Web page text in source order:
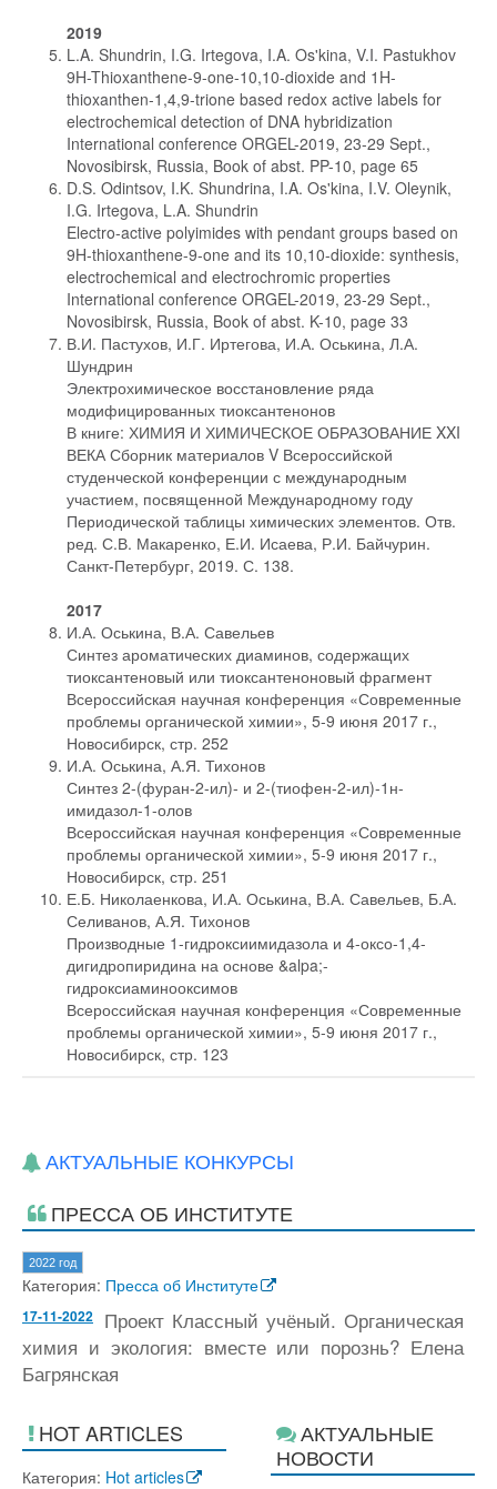
2019
L.A. Shundrin, I.G. Irtegova, I.A. Os'kina, V.I. Pastukhov
9H-Thioxanthene-9-one-10,10-dioxide and 1H-
thioxanthen-1,4,9-trione based redox active labels for
electrochemical detection of DNA hybridization
International conference ORGEL-2019, 23-29 Sept.,
Novosibirsk, Russia, Book of abst. PP-10, page 65
D.S. Odintsov, I.K. Shundrina, I.A. Os'kina, I.V. Oleynik,
I.G. Irtegova, L.A. Shundrin
Electro-active polyimides with pendant groups based on
9H-thioxanthene-9-one and its 10,10-dioxide: synthesis,
electrochemical and electrochromic properties
International conference ORGEL-2019, 23-29 Sept.,
Novosibirsk, Russia, Book of abst. K-10, page 33
В.И. Пастухов, И.Г. Иртегова, И.А. Оськина, Л.А.
Шундрин
Электрохимическое восстановление ряда
модифицированных тиоксантенонов
В книге: ХИМИЯ И ХИМИЧЕСКОЕ ОБРАЗОВАНИЕ XXI
ВЕКА Сборник материалов V Всероссийской
студенческой конференции с международным
участием, посвященной Международному году
Периодической таблицы химических элементов. Отв.
ред. С.В. Макаренко, Е.И. Исаева, Р.И. Байчурин.
Санкт-Петербург, 2019. С. 138.
2017
И.А. Оськина, В.А. Савельев
Синтез ароматических диаминов, содержащих
тиоксантеновый или тиоксантеноновый фрагмент
Всероссийская научная конференция «Современные
проблемы органической химии», 5-9 июня 2017 г.,
Новосибирск, стр. 252
И.А. Оськина, А.Я. Тихонов
Синтез 2-(фуран-2-ил)- и 2-(тиофен-2-ил)-1н-
имидазол-1-олов
Всероссийская научная конференция «Современные
проблемы органической химии», 5-9 июня 2017 г.,
Новосибирск, стр. 251
Е.Б. Николаенкова, И.А. Оськина, В.А. Савельев, Б.А.
Селиванов, А.Я. Тихонов
Производные 1-гидроксиимидазола и 4-оксо-1,4-
дигидропиридина на основе &alpa;-
гидроксиаминооксимов
Всероссийская научная конференция «Современные
проблемы органической химии», 5-9 июня 2017 г.,
Новосибирск, стр. 123
АКТУАЛЬНЫЕ КОНКУРСЫ
ПРЕССА ОБ ИНСТИТУТЕ
2022 год
Категория: Пресса об Институте
17-11-2022
Проект Классный учёный. Органическая
химия и экология: вместе или порознь? Елена
Багрянская
HOT ARTICLES
Категория: Hot articles
АКТУАЛЬНЫЕ
НОВОСТИ